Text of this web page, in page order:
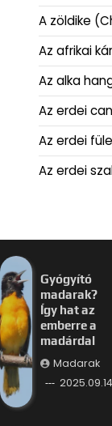
A zöldike
Az afrikai
Az alka
Az erdei
Az erdei
Az erdei
Gyógyító
madarak?
Így hat az
emberre a
madárdal
Madarak